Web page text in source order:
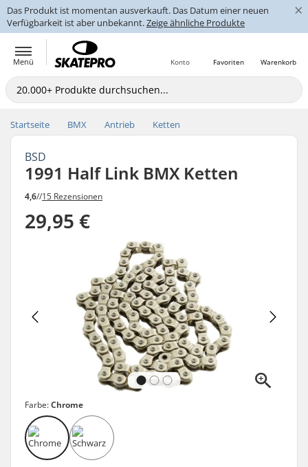
Das Produkt ist momentan ausverkauft. Das Datum einer neuen
Verfügbarkeit ist aber unbekannt.Zeige ähnliche Produkte
×
Menü Warenkorb
Favoriten
Konto
Startseite BMX Antrieb Ketten
BSD
1991 Half Link BMX Ketten
4,6//15 Rezensionen
29,95 €
Farbe:Chrome